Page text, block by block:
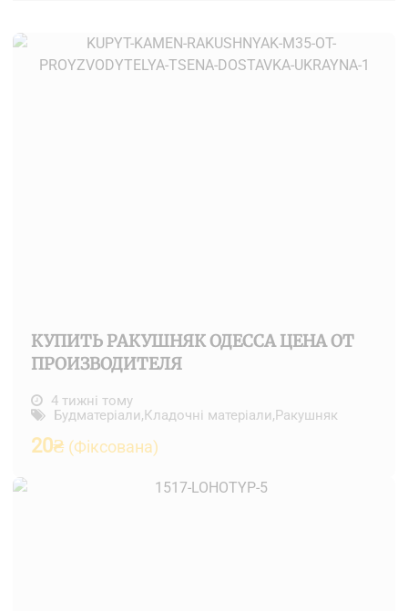
КУПИТЬ РАКУШНЯК ОДЕССА ЦЕНА ОТ
ПРОИЗВОДИТЕЛЯ
4 тижні тому
Будматеріали,Кладочні матеріали,Ракушняк
20₴ (Фіксована)